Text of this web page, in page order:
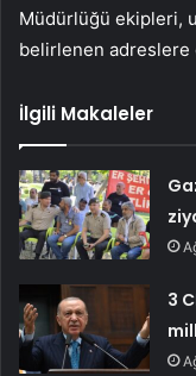
Müdürlüğü ekipleri,
belirlenen adreslere
İlgili Makaleler
3